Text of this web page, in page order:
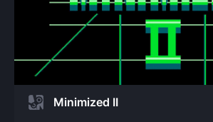
Minimized II